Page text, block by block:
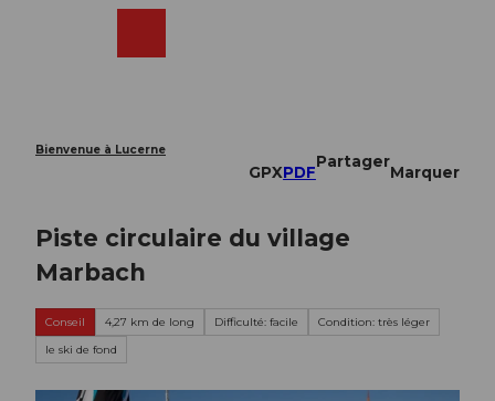
Bienvenue à Lucerne
GPXPDF
Partager
Marquer
Piste circulaire du village
Marbach
Conseil 4,27 km de long Difficulté: facile
Condition: très léger
le ski de fond